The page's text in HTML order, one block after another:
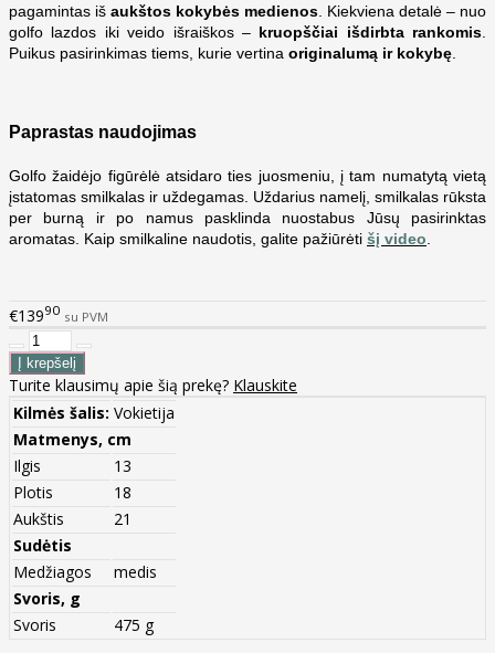
pagamintas iš aukštos kokybės medienos . Kiekviena detalė – nuo
golfo lazdos iki veido išraiškos – kruopščiai išdirbta rankomis
Puikus pasirinkimas tiems, kurie vertina originalumą ir kokybę
Paprastas naudojimas
Golfo žaidėjo figūrėlė atsidaro ties juosmeniu, į tam numatytą vietą
įstatomas smilkalas ir uždegamas. Uždarius namelį, smilkalas rūksta
per burną ir po namus pasklinda nuostabus Jūsų pasirinktas
aromatas. Kaip smilkaline naudotis, galite pažiūrėti šį video
€13990 su PVM
Turite klausimų apie šią prekę? Klauskite
Kilmės šalis: Vokietija
Matmenys, cm
Ilgis
13
Plotis
18
Aukštis
21
Sudėtis
Medžiagos
medis
Svoris, g
Svoris
475 g